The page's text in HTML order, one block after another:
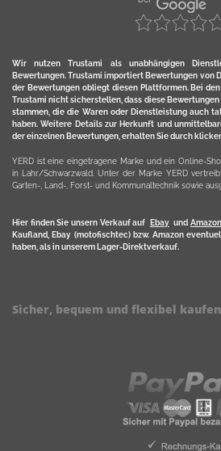
Wir nutzen Trustami als unabhängigen
Bewertungen. Trustami importiert Bewertungen von
der Bewertungen obliegt diesen Plattformen. Bei
Trustami nicht sicherstellen, dass diese
stammen, die die Waren oder Dienstleistung auch
haben. Weitere Details zur Herkunft und
der einzelnen Bewertungen, erhalten Sie durch
YERD ist eine eingetragene Marke und ein Online-
in Lahr/Schwarzwald. Unter der Marke YERD
Garten-, Land-, Forst- und Kommunaltechnik sowie
Hier finden Sie unsern Verkauf auf Ebayund Amazon
Kaufland, Ebay (motofischtec) bzw. Amazon
haben, als in unserem Lager-Direktverkauf.
Sicher, bequem und flexibel